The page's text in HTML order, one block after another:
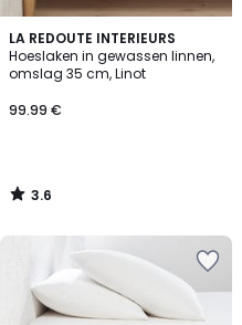
LA REDOUTE INTERIEURS
Hoeslaken in gewassen linnen,
omslag 35 cm, Linot
99.99 €
3.6
/ 5
3.6
/